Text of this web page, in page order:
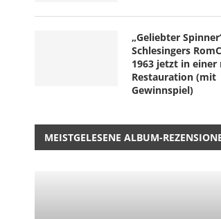
„Geliebter
Schlesingers
1963 jetzt in einer
Restauration (mit
Gewinnspiel)
MEISTGELESENE ALBUM-